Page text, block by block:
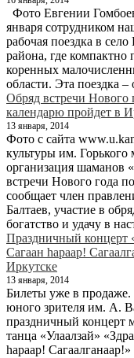
Фото Евгении
января сотрудником
рабочая поездка в
района, где
коренных
области. Эта поездка
Обряд встречи Нового
календарю пройдет в
13 января, 2014
Фото с сайта
культуры им. Горького
организация шаманов
встречи Нового года
сообщает член
Балтаев, участие в
богатство и удачу в
Праздничный концерт
Сагаан haраар!
Иркутске
13 января, 2014
Билеты уже в продаже.
юного зрителя им. А.
праздничный концерт
танца «Улаалзай»
haраар!